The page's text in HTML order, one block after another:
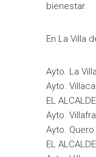
bienestar.
En La Villa
Ayto. La
Ayto.
EL ALCALDE
Ayto.
Ayto. Quero
EL ALCALDE